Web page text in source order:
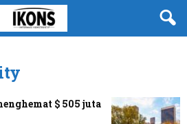
$ 505 juta